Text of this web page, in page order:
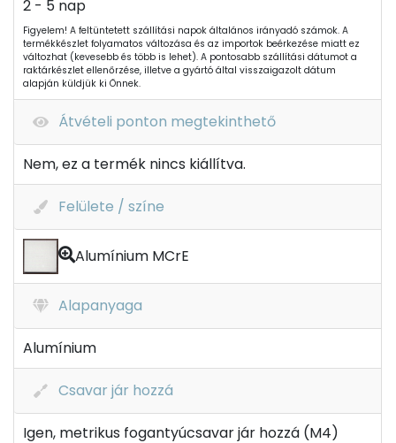
2 - 5 nap
Figyelem! A feltüntetett szállítási napok általános irányadó számok. A
termékkészlet folyamatos változása és az importok beérkezése miatt ez
változhat (kevesebb és több is lehet). A pontosabb szállítási dátumot a
raktárkészlet ellenőrzése, illetve a gyártó által visszaigazolt dátum
alapján küldjük ki Önnek.
Átvételi ponton megtekinthető
Nem, ez a termék nincs kiállítva.
Felülete / színe
Alumínium MCrE
Alapanyaga
Alumínium
Csavar jár hozzá
Igen, metrikus fogantyúcsavar jár hozzá (M4)